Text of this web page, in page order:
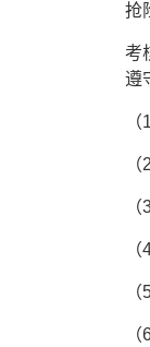
抢
考
遵